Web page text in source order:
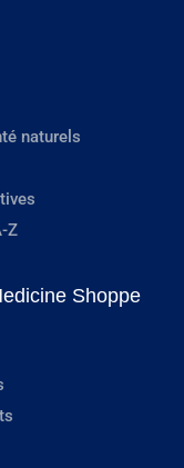
naturels
Z
Shoppe